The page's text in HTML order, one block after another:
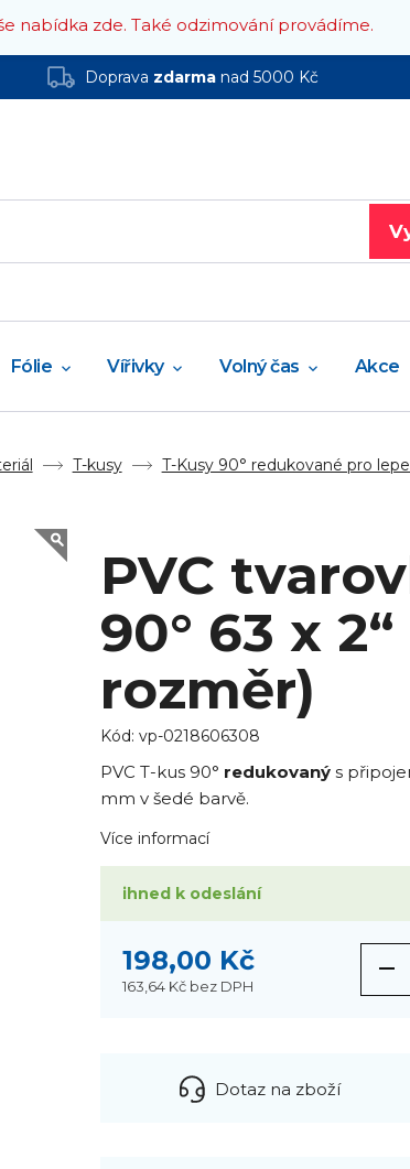
nabídka zde. Také odzimování provádíme.
Doprava zdarmanad 5000 Kč
Fólie Vířivky Volný čas Akce
T-kusy T-Kusy 90° redukované pro
PVC
90° 63 x
rozměr)
Kód: vp-0218606308
PVC T-kus 90° redukovanýs
mm v šedé barvě.
Více informací
ihned k odeslání
198,00 Kč
163,64 Kč bez DPH
Dotaz na zboží